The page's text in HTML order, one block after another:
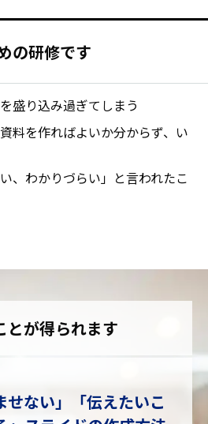
の研修です
盛り込み過ぎてしまう
料を作ればよいか分からず、い
、わかりづらい」と言われたこ
とが得られます
せない」「伝えたいこ